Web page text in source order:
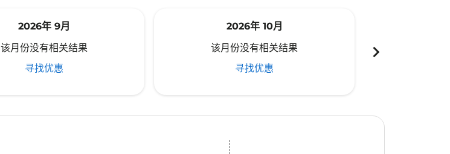
2026年 9月
该月份没有相关结果
寻找优惠
2026年 10月
该月份没有相关结果
寻找优惠
chevron_right
CGK–PEN: cmp-view-offers-disclaimer. 寻找优惠
CGK–PEN: cmp-view-offers-disclaimer. 寻找优惠
CGK–PEN: cmp-view-offers-disclaimer. 寻找优惠
CGK–PEN: cmp-view-offers-disclaimer. 寻找优惠
CGK–PEN: cmp-view-offers-disclaimer. 寻找优惠
CGK–PEN: cmp-view-offers-disclaimer. 寻找优惠
CGK–PEN: cmp-view-offers-disclaimer. 寻找优惠
CGK–PEN: cmp-view-offers-disclaimer. 寻找优惠
CGK–PEN: cmp-view-offers-disclaimer. 寻找优惠
CGK–PEN: cmp-view-offers-disclaimer. 寻找优惠